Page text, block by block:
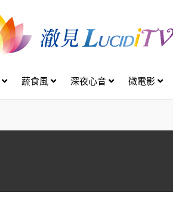
蔬食風 深夜心音 微電影